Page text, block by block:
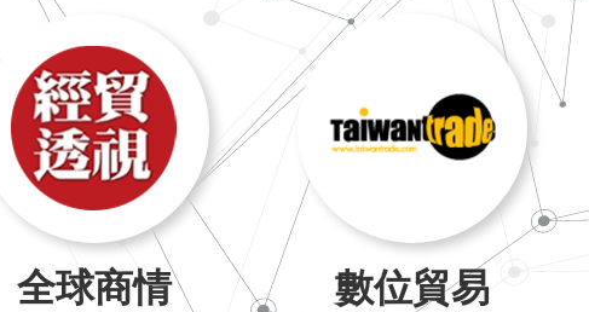
全球商情 數位貿易